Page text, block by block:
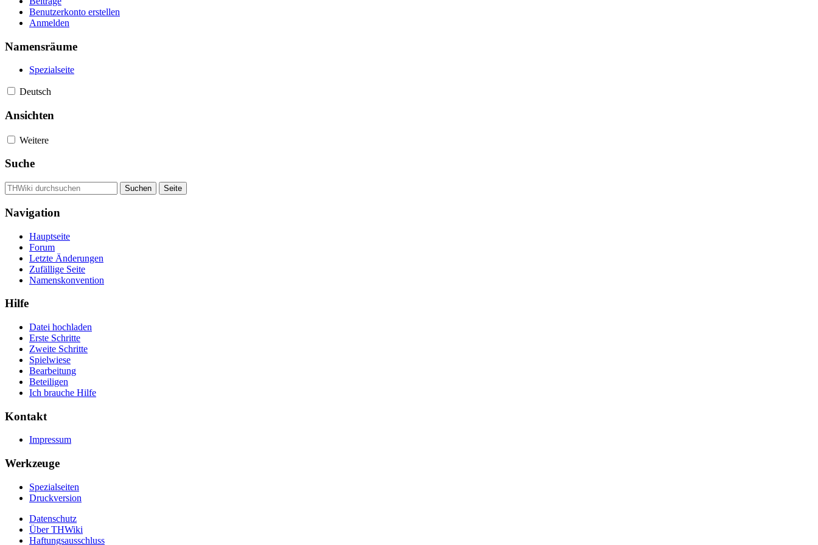
Benutzerkonto erstellen
Anmelden
Namensräume
Spezialseite
Deutsch
Ansichten
Weitere
Suche
Navigation
Hauptseite
Forum
Letzte Änderungen
Zufällige Seite
Namenskonvention
Hilfe
Datei hochladen
Erste Schritte
Zweite Schritte
Spielwiese
Bearbeitung
Beteiligen
Ich brauche Hilfe
Kontakt
Impressum
Werkzeuge
Spezialseiten
Druckversion
Datenschutz
Über THWiki
Haftungsausschluss